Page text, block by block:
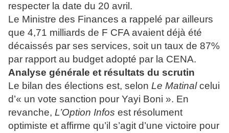
respecter la date du 20 avril.
Le Ministre des Finances a rappelé par ailleurs
que 4,71 milliards de F CFA avaient déjà été
décaissés par ses services, soit un taux de 87%
par rapport au budget adopté par la CENA.
Analyse générale et résultats du scrutin
Le bilan des élections est, selon Le Matinalcelui
d’« un vote sanction pour Yayi Boni ». En
revanche, L’Option Infos est résolument
optimiste et affirme qu’il s’agit d’une victoire pour